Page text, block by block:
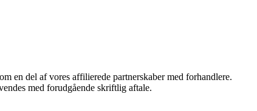
en del af vores affilierede partnerskaber med forhandlere.
med forudgående skriftlig aftale.